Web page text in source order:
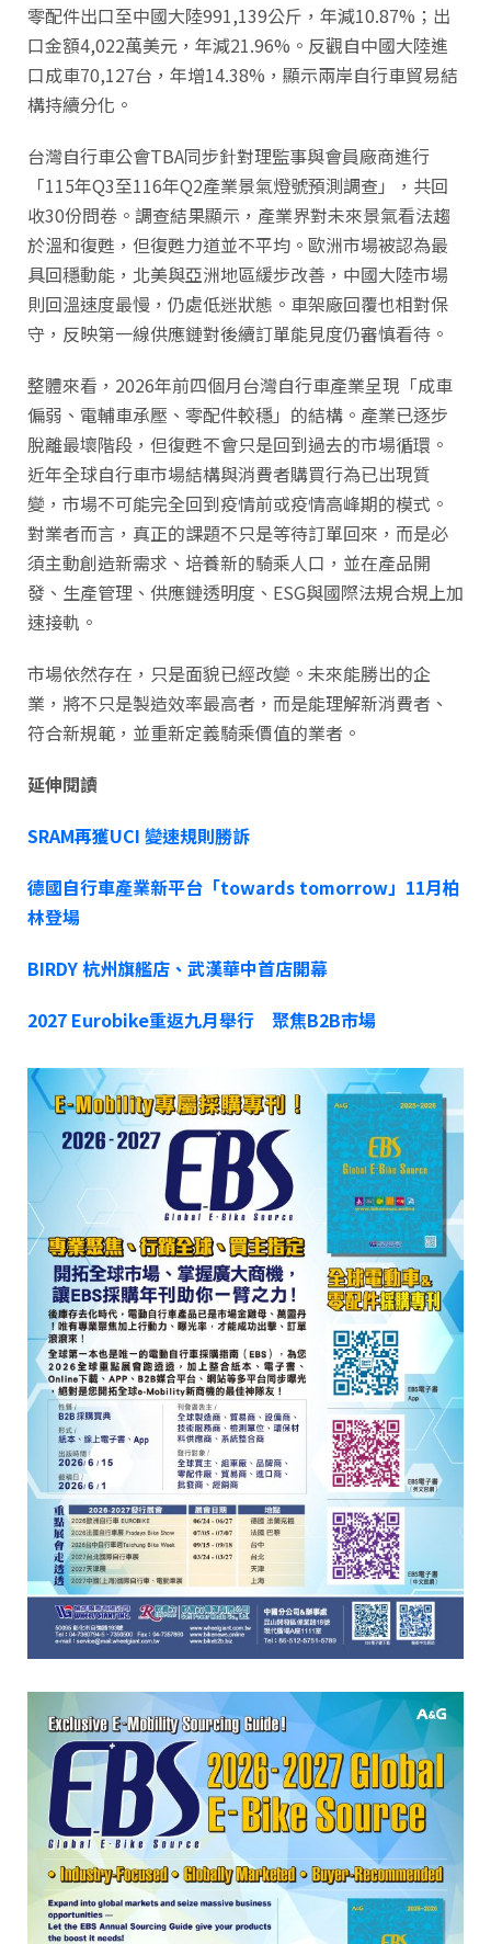
零配件出口至中國大陸991,139公斤，年減10.87%；出
口金額4,022萬美元，年減21.96%。反觀自中國大陸進
口成車70,127台，年增14.38%，顯示兩岸自行車貿易結
構持續分化。
台灣自行車公會TBA同步針對理監事與會員廠商進行
「115年Q3至116年Q2產業景氣燈號預測調查」，共回
收30份問卷。調查結果顯示，產業界對未來景氣看法趨
於溫和復甦，但復甦力道並不平均。歐洲市場被認為最
具回穩動能，北美與亞洲地區緩步改善，中國大陸市場
則回溫速度最慢，仍處低迷狀態。車架廠回覆也相對保
守，反映第一線供應鏈對後續訂單能見度仍審慎看待。
整體來看，2026年前四個月台灣自行車產業呈現「成車
偏弱、電輔車承壓、零配件較穩」的結構。產業已逐步
脫離最壞階段，但復甦不會只是回到過去的市場循環。
近年全球自行車市場結構與消費者購買行為已出現質
變，市場不可能完全回到疫情前或疫情高峰期的模式。
對業者而言，真正的課題不只是等待訂單回來，而是必
須主動創造新需求、培養新的騎乘人口，並在產品開
發、生產管理、供應鏈透明度、ESG與國際法規合規上加
速接軌。
市場依然存在，只是面貌已經改變。未來能勝出的企
業，將不只是製造效率最高者，而是能理解新消費者、
符合新規範，並重新定義騎乘價值的業者。
延伸閱讀
SRAM再獲UCI 變速規則勝訴
德國自行車產業新平台「towards tomorrow」11月柏
林登場
BIRDY 杭州旗艦店、武漢華中首店開幕
2027 Eurobike重返九月舉行 聚焦B2B市場